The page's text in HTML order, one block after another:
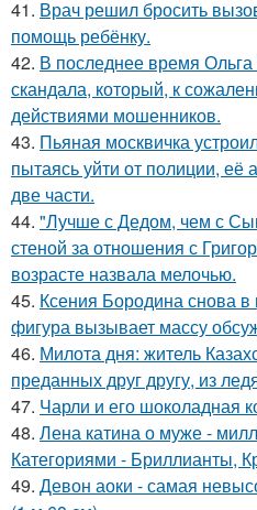
41. Врач решил бросить
помощь ребёнку.
42. В последнее время Ольга
скандала, который, к
действиями мошенников.
43. Пьяная москвичка
пытаясь уйти от полиции, её
две части.
44. "Лучше с Дедом, чем с
стеной за отношения с
возрасте назвала мелочью.
45. Ксения Бородина снова
фигура вызывает массу
46. Милота дня: житель
преданных друг другу, из
47. Чарли и его шоколадная
48. Лена катина о муже -
Категориями - Бриллианты,
49. Девон аоки - самая